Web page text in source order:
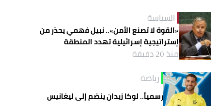
السياسة
«القوة لا تصنع الأمن».. نبيل فهمي يحذر من
إستراتيجية إسرائيلية تهدد المنطقة
منذ 20 دقيقة
رياضة
رسمياً.. لوكا زيدان ينضم إلى ليغانيس